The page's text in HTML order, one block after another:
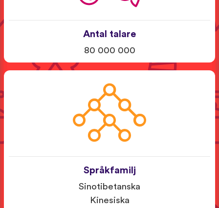
Antal talare
80 000 000
Språkfamilj
Sinotibetanska
Kinesiska